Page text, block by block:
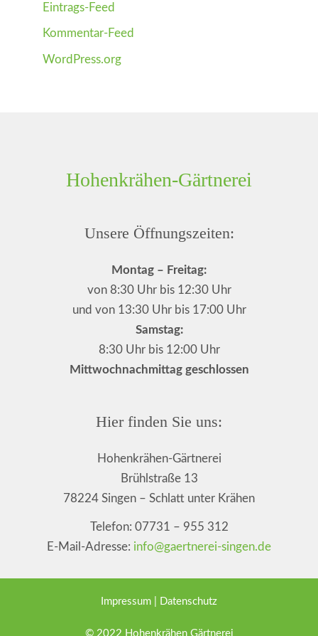
Eintrags-Feed
Kommentar-Feed
WordPress.org
Hohenkrähen-Gärtnerei
Unsere Öffnungszeiten:
Montag – Freitag:
von 8:30 Uhr bis 12:30 Uhr
und von 13:30 Uhr bis 17:00 Uhr
Samstag:
8:30 Uhr bis 12:00 Uhr
Mittwochnachmittag geschlossen
Hier finden Sie uns:
Hohenkrähen-Gärtnerei
Brühlstraße 13
78224 Singen – Schlatt unter Krähen
Telefon: 07731 – 955 312
E-Mail-Adresse: info@gaertnerei-singen.de
Impressum Datenschutz
© 2022 Hohenkrähen Gärtnerei